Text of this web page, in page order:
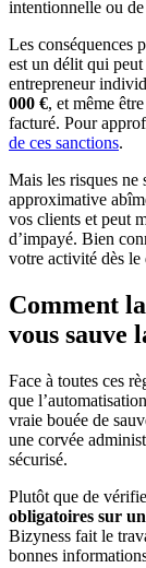
intentionnelle ou
Les conséquences
est un délit qui peut
entrepreneur
000 €, et même
facturé. Pour
de ces sanctions.
Mais les risques ne
approximative
vos clients et peut
d’impayé. Bien
votre activité dès le
Comment
vous sauve
Face à toutes ces
que
vraie bouée de
une corvée
sécurisé.
Plutôt que de
obligatoires sur
Bizyness fait le
bonnes